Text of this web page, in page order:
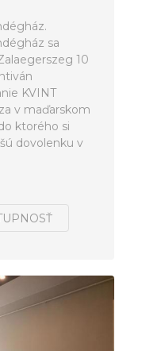
sa
10
KVINT
v maďarskom
ktorého si
dovolenku v